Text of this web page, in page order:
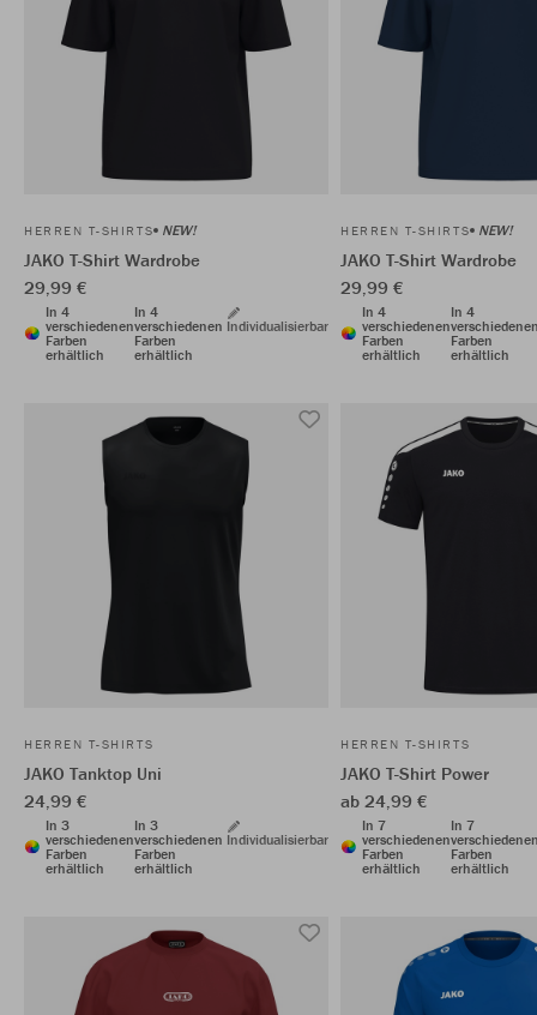
HERREN T-SHIRTS NEW!
JAKO T-Shirt Wardrobe
29,99 €
In 4
verschiedenen
Farben
erhältlich
In 4
verschiedenen
Farben
erhältlich
Individualisierbar
HERREN T-SHIRTS NEW!
JAKO T-Shirt Wardrobe
29,99 €
In 4
verschiedenen
Farben
erhältlich
In 4
Farben
erhältlich
HERREN T-SHIRTS
JAKO Tanktop Uni
24,99 €
In 3
verschiedenen
Farben
erhältlich
In 3
verschiedenen
Farben
erhältlich
Individualisierbar
HERREN T-SHIRTS
JAKO T-Shirt Power
ab 24,99 €
In 7
verschiedenen
Farben
erhältlich
In 7
Farben
erhältlich